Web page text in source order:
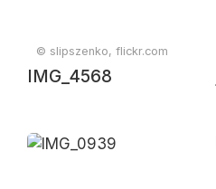
© slipszenko, flickr.com
IMG_4568